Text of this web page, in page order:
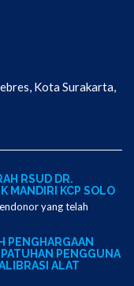
Kota Surakarta,
RSUD DR.
MANDIRI KCP SOLO
yang telah
PENGHARGAAN
PENGGUNA
ALAT